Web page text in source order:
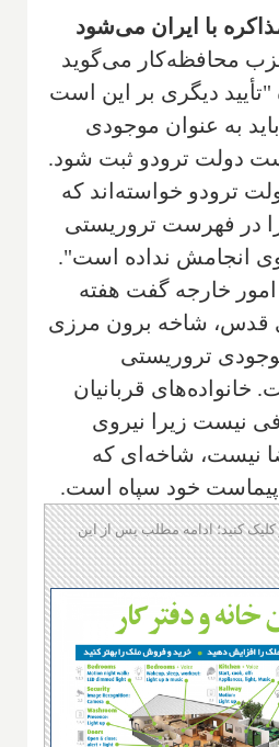
با ایران می‌شود
محافظه‌کار می‌گوید
"تأیید دیگری بر این است
به عنوان موجودی
دولت ترودو ثبت شود.
ترودو خواسته‌اند که
در فهرست تروریستی
انجامش نداده است".
خارجه گفت هفته
قدس، شاخه برون مرزی
تروریستی
قربانیان
نیست زیرا نیروی
نیست، شاخه‌ای که
خود سپاه است.
کنید؛ ادامه مطلب پس از این